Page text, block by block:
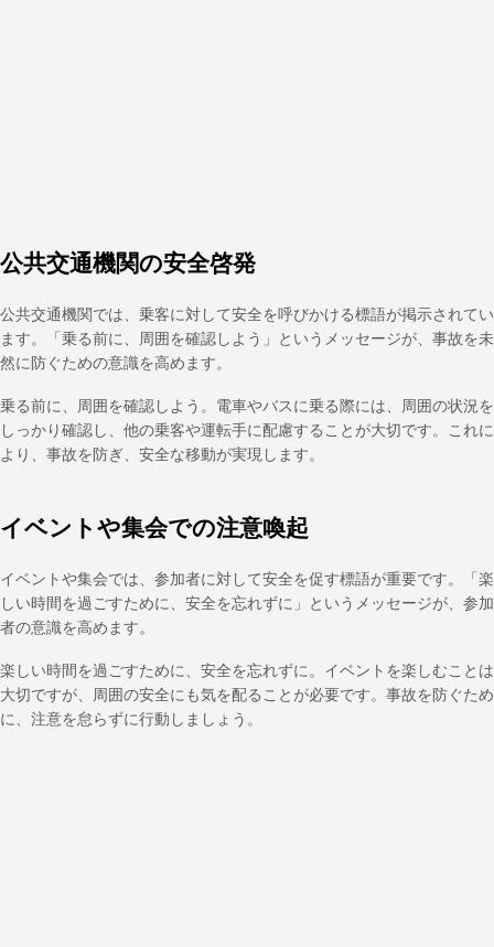
公共交通機関の安全啓発
公共交通機関では、乗客に対して安全を呼びかける標語が掲示されてい
ます。「乗る前に、周囲を確認しよう」というメッセージが、事故を未
然に防ぐための意識を高めます。
乗る前に、周囲を確認しよう。電車やバスに乗る際には、周囲の状況を
しっかり確認し、他の乗客や運転手に配慮することが大切です。これに
より、事故を防ぎ、安全な移動が実現します。
イベントや集会での注意喚起
イベントや集会では、参加者に対して安全を促す標語が重要です。「楽
しい時間を過ごすために、安全を忘れずに」というメッセージが、参加
者の意識を高めます。
楽しい時間を過ごすために、安全を忘れずに。イベントを楽しむことは
大切ですが、周囲の安全にも気を配ることが必要です。事故を防ぐため
に、注意を怠らずに行動しましょう。